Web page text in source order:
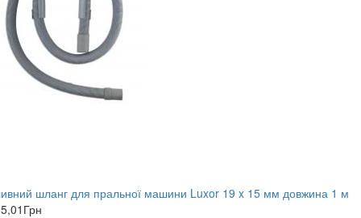
шланг для пральної машини Luxor 19 x 15 мм довжина 1 м
Грн